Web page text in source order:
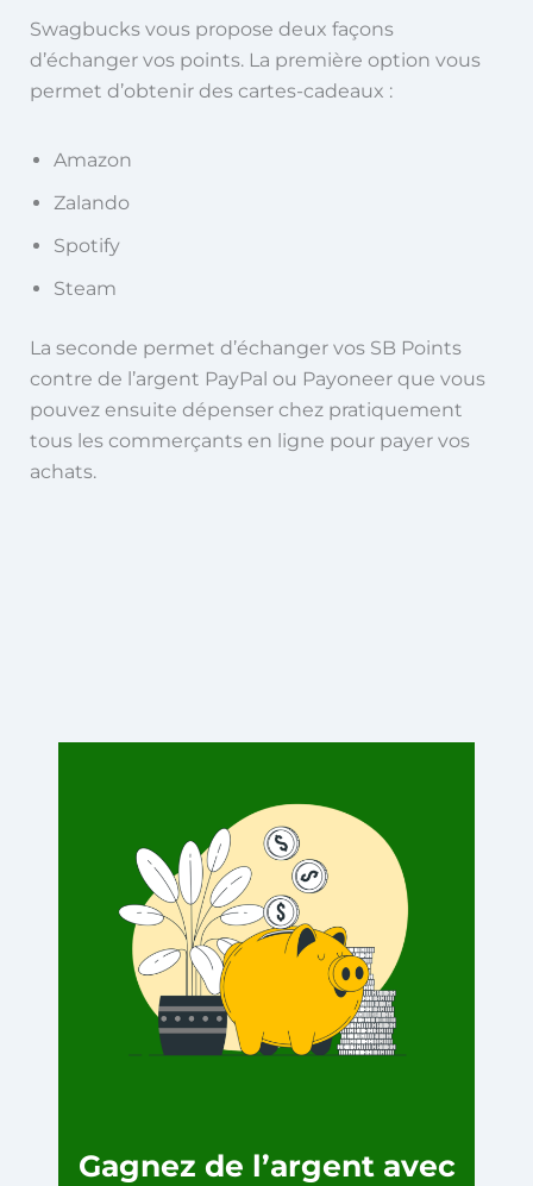
Swagbucks vous propose deux façons
d’échanger vos points. La première option vous
permet d’obtenir des cartes-cadeaux :
Amazon
Zalando
Spotify
Steam
La seconde permet d’échanger vos SB Points
contre de l’argent PayPal ou Payoneer que vous
pouvez ensuite dépenser chez pratiquement
tous les commerçants en ligne pour payer vos
achats.
Gagnez de l’argent avec